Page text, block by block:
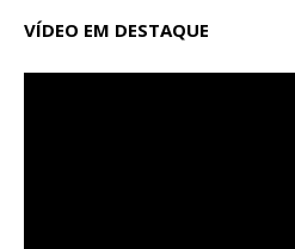
VÍDEO EM DESTAQUE